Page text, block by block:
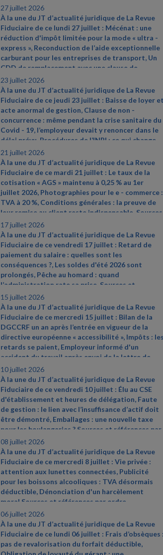
l'usure du 26 juin 2026, JO du 28, texte 53
Lyon n° 25LY02478 du 30 juin 2026
références par ordre d’apparition à l’écran :
https://www.economie.gouv.fr/dgccrf/actualites
dgccrf/bilan- 2025- de- la- dgccrf- pour - une
consommation- plus- durable- des- avancees
concretes - au- service- des- consommateurs-
et- de- la- Communiqué de presse du
Gouvernement du 8 juillet 2026, n° 887 - Décret
27 juillet 2026
À la une du JT d’actualité juridique de La Revue
Fiduciaire de ce lundi 27 juillet : Mécénat : une
réduction d'impôt limitée pour la mode « ultra -
express », Reconduction de l’aide exceptionnelle
carburant pour les entreprises de transport, Un
CDD de remplacement avec une clause de
rupture anticipée est un CDI. Sources et
références par ordre d’apparition à l’écran :- Loi
n° 2026- 602 du 8 juillet 2026 visant à réduire
l'impact environnemental de l'industrie textile
(article 3)
- Décret n° 2026- 591 du 3 juillet 2026
relatif au deuxième dispositif d'aides
exceptionnelles attribuées aux entreprises de
https://www.legifrance.gouv.fr/jorf/id/
- Cass. soc. 17 juin 2026, n° 25- 13725 D
23 juillet 2026
À la une du JT d’actualité juridique de La Revue
Fiduciaire de ce jeudi 23 juillet : Baisse de loyer et
acte anormal de gestion, Clause de non -
concurrence : même pendant la crise sanitaire du
Covid - 19, l’employeur devait y renoncer dans le
délai prévu, Procédures de l’INPI : ce qui change
depuis le 2 juillet 2026. Sources et références par
ordre d’apparition à l’écran :- CAA Bordeaux n°
24BX01031 du 21 mai 2026- Cass. soc. 1er juillet
2026, n° 25
- 10960 FSB - décret n° 2026- 576 du
30 juin 2026 portant diverses mesures
d'harmonisation, de simplification et de
modernisation des procédures de l'Institut
INPI du 1er juillet 2026
21 juillet 2026
À la une du JT d’actualité juridique de La Revue
Fiduciaire de ce mardi 21 juillet : Le taux de la
cotisation « AGS » maintenu à 0,25 % au 1er
juillet 2026, Photographies pour le e- commerce :
TVA à 20 %, Conditions générales : la preuve de
leur remise au client reste indispensable. Sources
et références par ordre d’apparition à l’écran :
https://www.ags- garantie- salaires.org/a- la-
une/chiffres- cles- CAA Versailles n° 24VE00166
du 4 juin 2026 - Cass. com. 17 juin 2026, n°24
22736
17 juillet 2026
À la une du JT d’actualité juridique de La Revue
Fiduciaire de ce vendredi 17 juillet : Retard de
paiement du salaire : quelles sont les
conséquences ?, Les soldes d'été 2026 sont
prolongés, Pêche au homard : quand
l’administration rate sa prise. Sources et
références par ordre d’apparition à l’écran :
Cass. soc. 17 juin 2026, n° 24- 18286 FD - Article L.
310- 3 du code de commerce et arrêté du 27 mai
2019 - CAA Nantes n° 25NT01912 du 23 juin 2026
15 juillet 2026
À la une du JT d’actualité juridique de La Revue
Fiduciaire de ce mercredi 15 juillet : Bilan de la
DGCCRF un an après l’entrée en vigueur de la
directive européenne « accessibilité », Impôts : les
retards se paient, Employeur informé d'un
accident du travail après envoi de la lettre de
licenciement. Sources et références par ordre
d’apparition à l’écran :-
https://www.economie.gouv.fr/dgccrf/actualites
dgccrf/accessibilite - un- apres- lentree- en-
vigueur- de - la- directive - europeenne - bilan-
de- laction- de - la- dgccrf- Fiche pratique
Bercy infos Particuliers du 18 juin 2026- Cass.
10 juillet 2026
À la une du JT d’actualité juridique de La Revue
Fiduciaire de ce vendredi 10 juillet : Élu au CSE
d'établissement et heures de délégation, Faute
de gestion : le lien avec l’insuffisance d’actif doit
être démontré, Emballages : une nouvelle taxe
pour les boulangeries ? Sources et références par
ordre d’apparition à l’écran :
2026, n° 24- 17361 FSB- Cass. com., 20 mai 2026,
n° 25- 14635 - Réponse ministérielle Allisio n°
5572, JO Assemblée nationale du 9 juin 2026
08 juillet 2026
À la une du JT d’actualité juridique de La Revue
Fiduciaire de ce mercredi 8 juillet : Vie privée :
attention aux lunettes connectées, Publicité
pour les boissons alcooliques : TVA désormais
déductible, Dénonciation d'un harcèlement
moral Sources et références par ordre
d’apparition à l’écran :
11 mai 2026 – « Les lunettes connectées : la CNIL
appelle à la vigilance »- Actualité BOI du 17 juin
2026
- Cass. soc. 10 juin 2026, n° 24- 20871 D
06 juillet 2026
À la une du JT d’actualité juridique de La Revue
Fiduciaire de ce lundi 06 juillet : Frais d’obsèques :
pas de revalorisation du forfait déductible,